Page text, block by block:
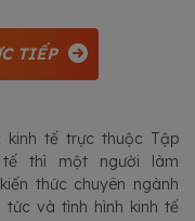
TIẾP
kinh tế trực thuộc Tập
tế thì một người làm
thức chuyên ngành
tức và tình hình kinh tế